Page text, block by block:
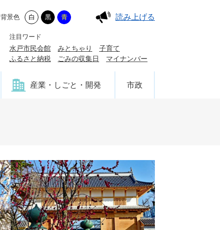
背景色 白 黒 青 読み上げる
注目ワード
水戸市民会館 みとちゃり
子育て
ふるさと納税
ごみの収集日 マイナンバー
産業・しごと・開発 市政